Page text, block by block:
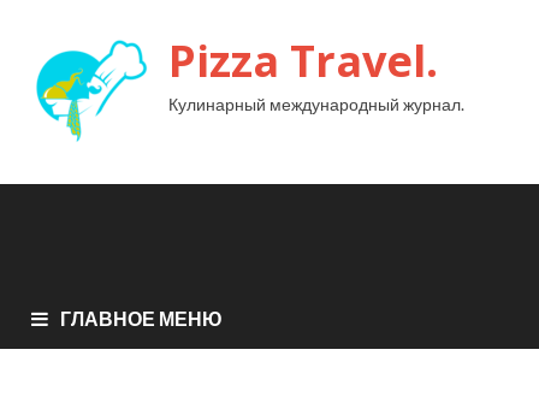
Pizza Travel.
Кулинарный международный журнал.
ГЛАВНОЕ МЕНЮ